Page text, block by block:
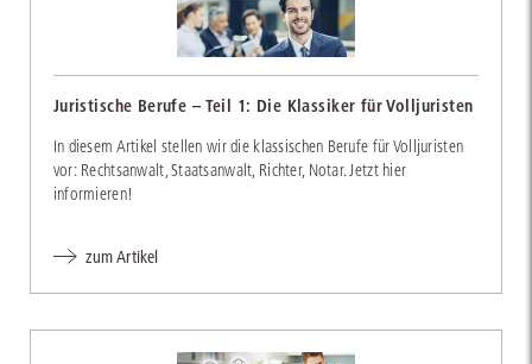
Juristische Berufe – Teil 1: Die Klassiker für Volljuristen
In diesem Artikel stellen wir die klassischen Berufe für Volljuristen
vor: Rechtsanwalt, Staatsanwalt, Richter, Notar. Jetzt hier
informieren!
zum Artikel